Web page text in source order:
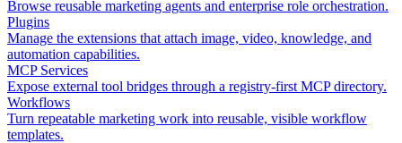
Browse reusable marketing agents and enterprise role orchestration.
Plugins
Manage the extensions that attach image, video, knowledge, and
automation capabilities.
MCP Services
Expose external tool bridges through a registry-first MCP directory.
Workflows
Turn repeatable marketing work into reusable, visible workflow
templates.